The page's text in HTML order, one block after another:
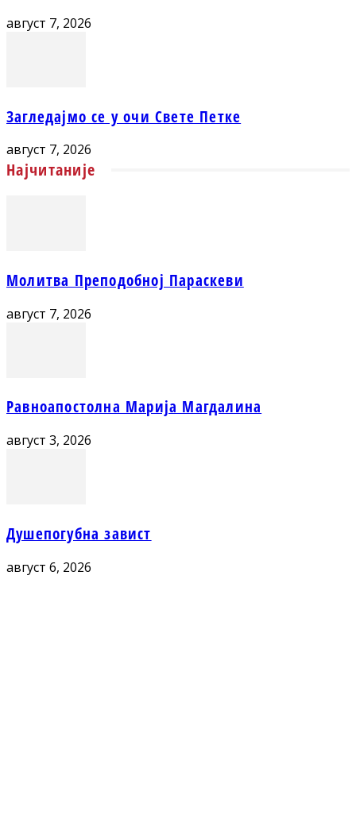
август 7, 2026
Загледајмо се у очи Свете Петке
август 7, 2026
Најчитаније
Молитва Преподобној Параскеви
август 7, 2026
Равноапостолна Марија Магдалина
август 3, 2026
Душепогубна завист
август 6, 2026